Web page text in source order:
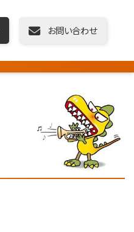
お問い合わせ